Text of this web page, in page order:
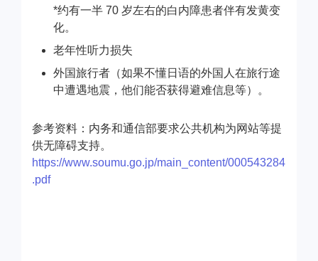
*约有一半 70 岁左右的白内障患者伴有发黄变
化。
老年性听力损失
外国旅行者（如果不懂日语的外国人在旅行途
中遭遇地震，他们能否获得避难信息等）。
参考资料：内务和通信部要求公共机构为网站等提
供无障碍支持。
https://www.soumu.go.jp/main_content/000543284
.pdf